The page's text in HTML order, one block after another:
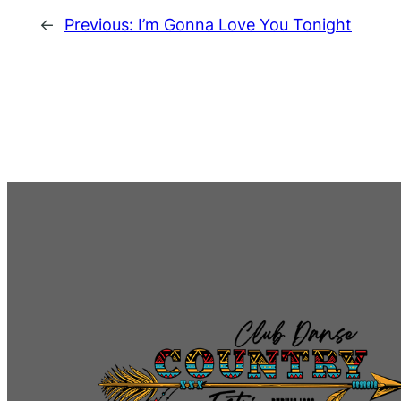
← Previous: I’m Gonna Love You Tonight